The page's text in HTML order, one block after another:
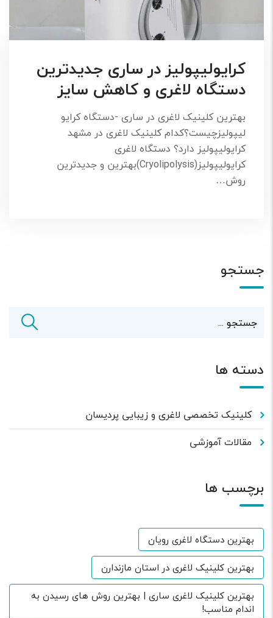
کرایولیپولیز در ساری جدیدترین
دستگاه لاغری و کاهش سایز
بهترین کلینیک لاغری در ساری -دستگاه کرایو
لیپولیزچیست؟کدام کلینیک لاغری در مشهد
کرایولیپولیز دارد؟ دستگاه لاغری
کرایولیپولیز(Cryolipolysis)بهترین و جدیدترین
روش…
جستجو
دسته ها
کلینیک تخصصی لاغری و زیبایی پردیسان
مقالات آموزشی
برچسب ها
بهترین دستگاه لاغری رویان
بهترین کلینیک لاغری در استان مازندارن
بهترین کلینیک لاغری ساری | بهترین روش های رسیدن به
اندام مناسب!